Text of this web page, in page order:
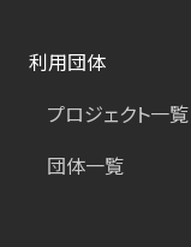
利用団体
プロジェクト一覧
団体一覧